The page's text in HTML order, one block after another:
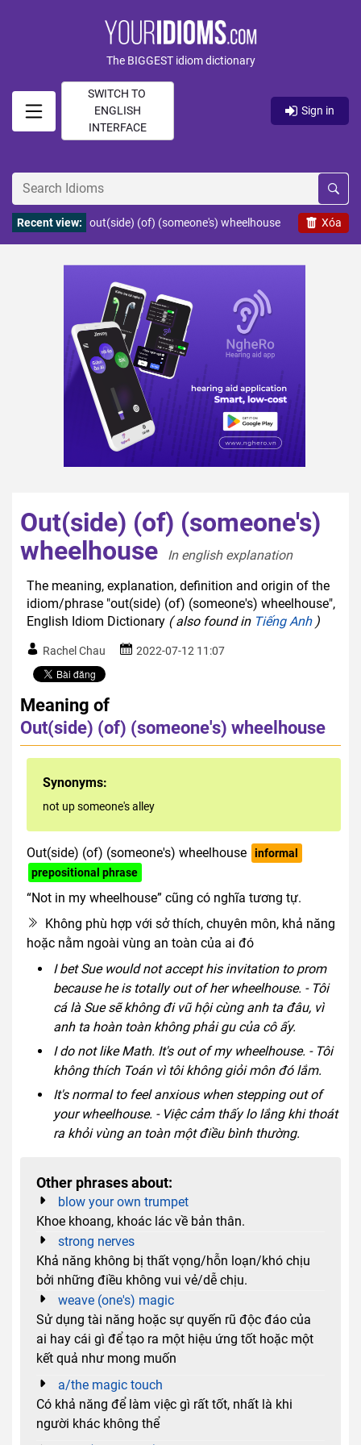
The BIGGEST idiom dictionary
SWITCH TO
ENGLISH
INTERFACE
Sign in
Xóa
Recent view: out(side) (of) (someone's) wheelhouse
Out(side) (of) (someone's)
wheelhouse
In english explanation
The meaning, explanation, definition and origin of the
idiom/phrase "out(side) (of) (someone's) wheelhouse",
English Idiom Dictionary ( also found in Tiếng Anh)
Rachel Chau 2022-07-12 11:07
Meaning of
Out(side) (of) (someone's) wheelhouse
Synonyms:
not up someone's alley
Out(side) (of) (someone's) wheelhouse
informal
prepositional phrase
“Not in my wheelhouse” cũng có nghĩa tương tự.
Không phù hợp với sở thích, chuyên môn, khả năng
hoặc nằm ngoài vùng an toàn của ai đó
I bet Sue would not accept his invitation to prom
because he is totally out of her wheelhouse. - Tôi
cá là Sue sẽ không đi vũ hội cùng anh ta đâu, vì
anh ta hoàn toàn không phải gu của cô ấy.
I do not like Math. It's out of my wheelhouse. - Tôi
không thích Toán vì tôi không giỏi môn đó lắm.
It's normal to feel anxious when stepping out of
your wheelhouse. - Việc cảm thấy lo lắng khi thoát
ra khỏi vùng an toàn một điều bình thường.
Other phrases about:
blow your own trumpet
Khoe khoang, khoác lác về bản thân.
strong nerves
Khả năng không bị thất vọng/hỗn loạn/khó chịu
bởi những điều không vui vẻ/dễ chịu.
weave (one's) magic
Sử dụng tài năng hoặc sự quyến rũ độc đáo của
ai hay cái gì để tạo ra một hiệu ứng tốt hoặc một
kết quả như mong muốn
a/the magic touch
Có khả năng để làm việc gì rất tốt, nhất là khi
người khác không thể